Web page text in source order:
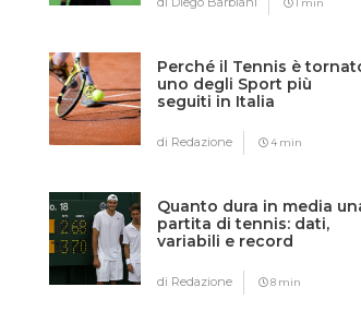
1 min
Perché il Tennis è
uno degli Sport più
seguiti in Italia
di Redazione 4 min
Quanto dura in media
partita di tennis: dati,
variabili e record
di Redazione 8 min